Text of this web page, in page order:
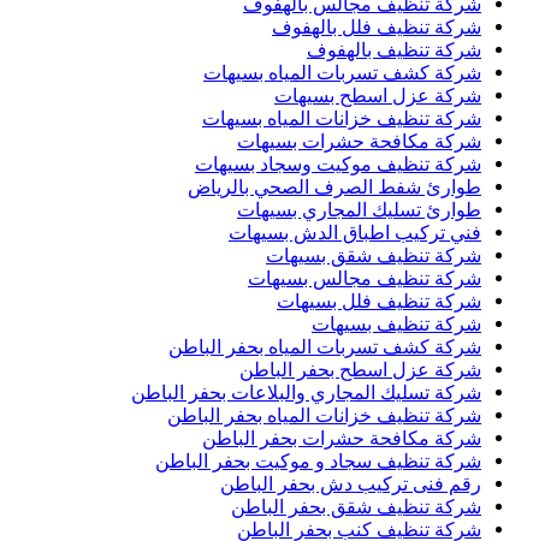
شركة تنظيف مجالس بالهفوف
شركة تنظيف فلل بالهفوف
شركة تنظيف بالهفوف
شركة كشف تسربات المياه بسيهات
شركة عزل اسطح بسيهات
شركة تنظيف خزانات المياه بسيهات
شركة مكافحة حشرات بسيهات
شركة تنظيف موكيت وسجاد بسيهات
طوارئ شفط الصرف الصحي بالرياض
طوارئ تسليك المجاري بسيهات
فني تركيب اطباق الدش بسيهات
شركة تنظيف شقق بسيهات
شركة تنظيف مجالس بسيهات
شركة تنظيف فلل بسيهات
شركة تنظيف بسيهات
شركة كشف تسربات المياه بحفر الباطن
شركة عزل اسطح بحفر الباطن
شركة تسليك المجاري والبلاعات بحفر الباطن
شركة تنظيف خزانات المياه بحفر الباطن
شركة مكافحة حشرات بحفر الباطن
شركة تنظيف سجاد و موكيت بحفر الباطن
رقم فنى تركيب دش بحفر الباطن
شركة تنظيف شقق بحفر الباطن
شركة تنظيف كنب بحفر الباطن